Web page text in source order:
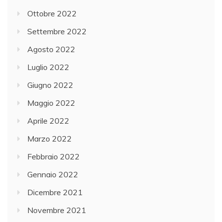
Ottobre 2022
Settembre 2022
Agosto 2022
Luglio 2022
Giugno 2022
Maggio 2022
Aprile 2022
Marzo 2022
Febbraio 2022
Gennaio 2022
Dicembre 2021
Novembre 2021